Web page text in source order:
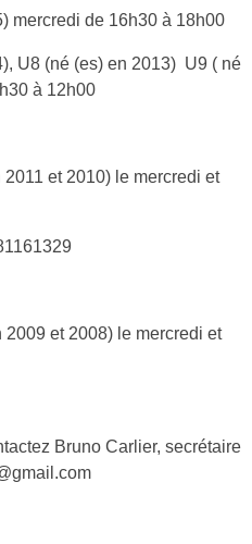
mercredi de 16h30 à 18h00
U8 (né (es) en 2013) U9 ( né
à 12h00
et 2010) le mercredi et
et 2008) le mercredi et
Bruno Carlier, secrétaire